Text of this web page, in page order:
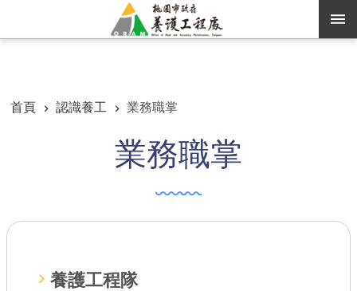
進階搜尋
便民服務
首頁
認識養工 業務職掌
業務職掌
養護工程隊